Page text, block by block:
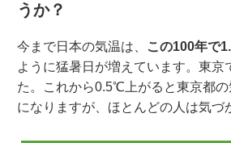
うか？
今まで日本の気温は、 この100年で
ように猛暑日が増えています。東
た。これから0.5℃上がると東京都
になりますが、ほとんどの人は気づ